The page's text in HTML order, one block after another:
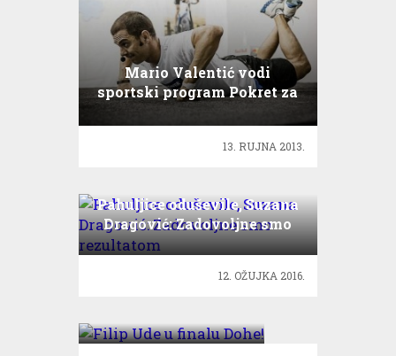
Mario Valentić vodi
sportski program Pokret za
13. RUJNA 2013.
Pahuljice oduševile, Suzana
Dragović: Zadovoljne smo
rezultatom
12. OŽUJKA 2016.